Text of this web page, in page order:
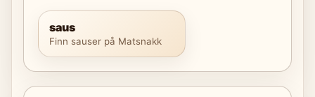
saus
Finn sauser på Matsnakk